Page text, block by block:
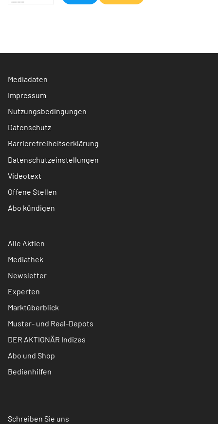
Mediadaten
Impressum
Nutzungsbedingungen
Datenschutz
Barrierefreiheitserklärung
Datenschutzeinstellungen
Videotext
Offene Stellen
Abo kündigen
Alle Aktien
Mediathek
Newsletter
Experten
Marktüberblick
Muster- und Real-Depots
DER AKTIONÄR Indizes
Abo und Shop
Bedienhilfen
Schreiben Sie uns